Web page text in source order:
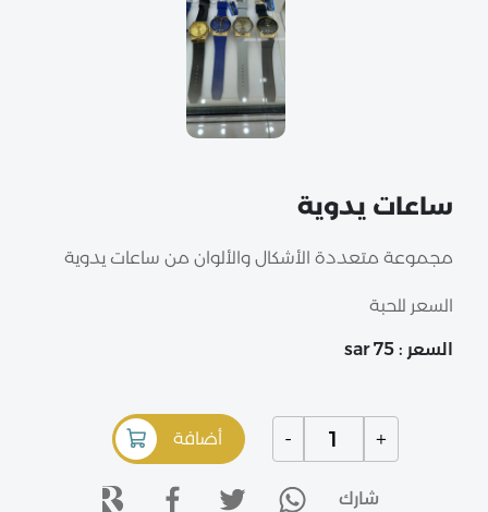
ساعات يدوية
مجموعة متعددة الأشكال والألوان من ساعات يدوية
السعر للحبة
السعر : 75 sar
+
- أضافة
شارك